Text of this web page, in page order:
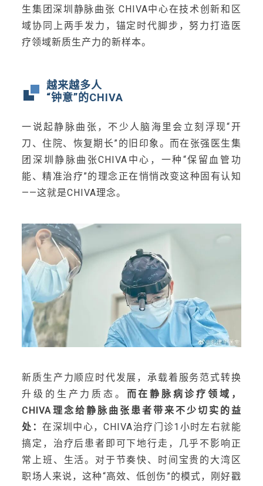
生集团深圳静脉曲张 CHIVA中心在技术创新和区
域协同上两手发力，锚定时代脚步，努力打造医
疗领域新质生产力的新样本。
越来越多人
“钟意”的CHIVA
一说起静脉曲张，不少人脑海里会立刻浮现“开
刀、住院、恢复期长”的旧印象。而在张强医生集
团深圳静脉曲张CHIVA中心，一种“保留血管功
能、精准治疗”的理念正在悄悄改变这种固有认知
——这就是CHIVA理念。
新质生产力顺应时代发展，承载着服务范式转换
升级的生产力质态。 而在静脉病诊疗领域，
CHIVA理念给静脉曲张患者带来不少切实的益
处：在深圳中心，CHIVA治疗门诊1小时左右就能
搞定，治疗后患者即可下地行走，几乎不影响正
常上班、生活。对于节奏快、时间宝贵的大湾区
职场人来说，这种“高效、低创伤”的模式，刚好戳